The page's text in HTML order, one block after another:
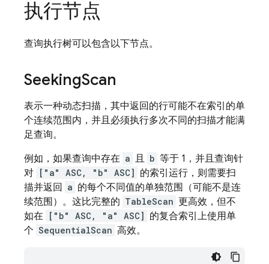
执行节点
查询执行树可以包含以下节点。
SeekingScan
表示一种动态扫描，其中返回的行可能不在索引的单
个连续范围内，并且必须执行多次不同的扫描才能满
足查询。
例如，如果查询中存在 a 且 b 等于 1，并且查询针
对 ["a" ASC, "b" ASC] 的索引运行，则需要扫
描并返回
a 的每个不同值的单独范围（可能不是连
续范围）。这比完整的 TableScan 更高效，但不
如在 ["b" ASC, "a" ASC] 的复合索引上使用单
个 SequentialScan 高效。